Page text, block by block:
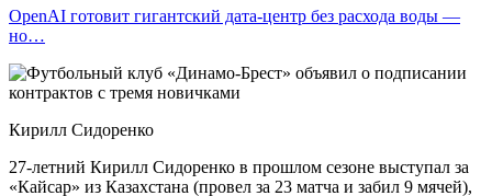
OpenAI готовит гигантский дата-центр без расхода воды —
но…
Кирилл Сидоренко
27-летний Кирилл Сидоренко в прошлом сезоне выступал за
«‎Кайсар» из Казахстана (провел за 23 матча и забил 9 мячей),